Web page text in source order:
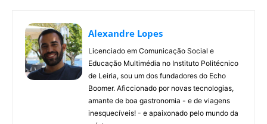
Alexandre Lopes
Licenciado em Comunicação Social e
Educação Multimédia no Instituto Politécnico
de Leiria, sou um dos fundadores do Echo
Boomer. Aficcionado por novas tecnologias,
amante de boa gastronomia - e de viagens
inesquecíveis! - e apaixonado pelo mundo da